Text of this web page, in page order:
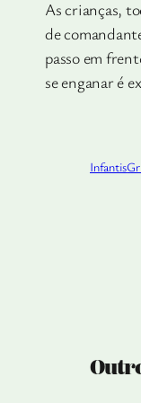
As crianças,
de
passo em
se enganar é
Infantis